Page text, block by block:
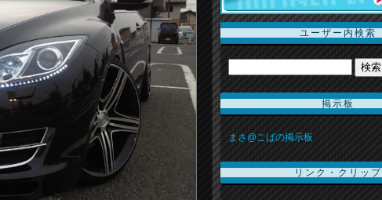
ユーザー内検索
掲示板
まさ@こばの掲示板
リンク・クリップ